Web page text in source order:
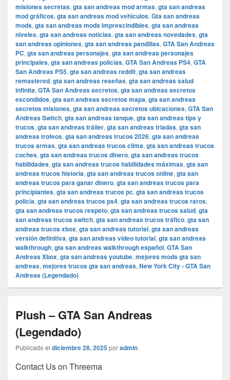
misiones secretas, gta san andreas mod armas, gta san andreas
mod gráficos, gta san andreas mod vehículos, Gta san andreas
mods, gta san andreas mods imprescindibles, gta san andreas
niveles, gta san andreas noticias, gta san andreas novedades, gta
san andreas opiniones, gta san andreas pandillas, GTA San Andreas
PC, gta san andreas personajes, gta san andreas personajes
principales, gta san andreas policías, GTA San Andreas PS4, GTA
San Andreas PS5, gta san andreas reddit, gta san andreas
remastered, gta san andreas reseñas, gta san andreas salud
infinita, GTA San Andreas secretos, gta san andreas secretos
escondidos, gta san andreas secretos mapa, gta san andreas
secretos misiones, gta san andreas secretos ubicaciones, GTA San
Andreas Switch, gta san andreas tanque, gta san andreas tips y
trucos, gta san andreas tráiler, gta san andreas triadas, gta san
andreas trofeos, gta san andreas trucos 2026, gta san andreas
trucos armas, gta san andreas trucos clima, gta san andreas trucos
coches, gta san andreas trucos dinero, gta san andreas trucos
habilidades, gta san andreas trucos habilidades máximas, gta san
andreas trucos historia, gta san andreas trucos online, gta san
andreas trucos para ganar dinero, gta san andreas trucos para
principiantes, gta san andreas trucos pc, gta san andreas trucos
policía, gta san andreas trucos ps4, gta san andreas trucos raros,
gta san andreas trucos respeto, gta san andreas trucos salud, gta
san andreas trucos switch, gta san andreas trucos tráfico, gta san
andreas trucos xbox, gta san andreas tutorial, gta san andreas
versión definitiva, gta san andreas video tutorial, gta san andreas
walkthrough, gta san andreas walkthrough español, GTA San
Andreas Xbox, gta san andreas youtube, mejores mods gta san
andreas, mejores trucos gta san andreas, New York City - GTA San
Andreas (Legendado)
Plush – GTA San Andreas
(Legendado)
Publicado el diciembre 28, 2025poradmin
Contact Us on Threema